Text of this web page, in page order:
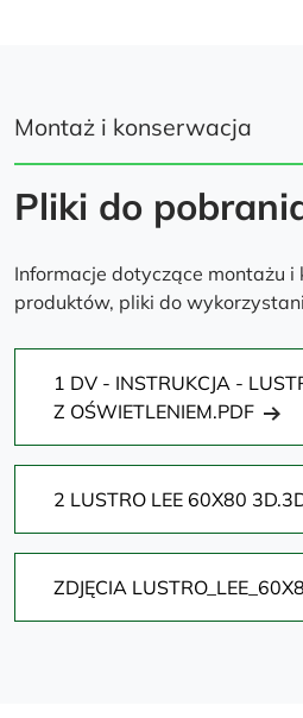
Montaż i konserwacja
Pliki do
Informacje dotyczące montażu
produktów, pliki do
1 DV - INSTRUKCJA -
Z OŚWIETLENIEM.PDF
2 LUSTRO LEE 60X80
ZDJĘCIA